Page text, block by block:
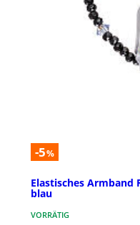
-5%
Elastisches Armband
blau
VORRÄTIG